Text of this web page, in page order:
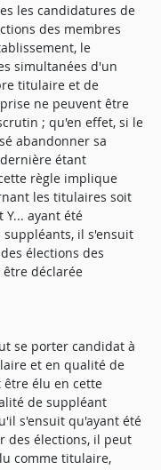
les candidatures de
des membres
le
simultanées d'un
titulaire et de
ne peuvent être
; qu'en effet, si le
abandonner sa
étant
règle implique
les titulaires soit
ayant été
il s'ensuit
élections des
déclarée
se porter candidat à
et en qualité de
élu en cette
de suppléant
s'ensuit qu'ayant été
des élections, il peut
comme titulaire,